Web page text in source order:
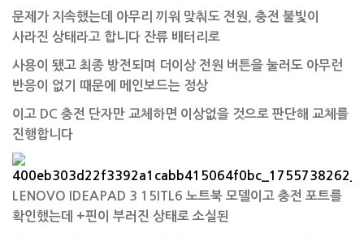
문제가 지속했는데 아무리 끼워 맞춰도 전원, 충전 불빛이
사라진 상태라고 합니다 잔류 배터리로
사용이 됐고 최종 방전되며 더이상 전원 버튼을 눌러도 아무런
반응이 없기 때문에 메인보드는 정상
이고 DC 충전 단자만 교체하면 이상없을 것으로 판단해 교체를
진행합니다
LENOVO IDEAPAD 3 15ITL6 노트북 모델이고 충전 포트를
확인했는데 +핀이 부러진 상태로 소실된